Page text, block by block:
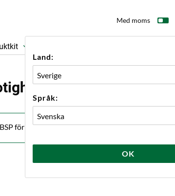
Med moms
Land:
Språk:
OK
för övergång mellan PE-slang eller rör med